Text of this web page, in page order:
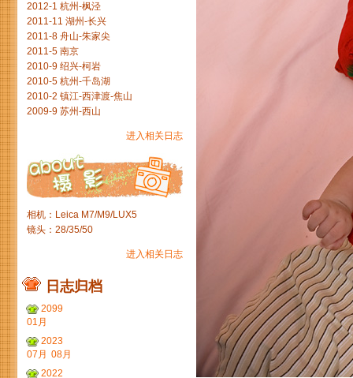
2012-1 杭州-枫泾
2011-11 湖州-长兴
2011-8 舟山-朱家尖
2011-5 南京
2010-9 绍兴-柯岩
2010-5 杭州-千岛湖
2010-2 镇江-西津渡-焦山
2009-9 苏州-西山
进入相关日志
相机：Leica M7/M9/LUX5
镜头：28/35/50
进入相关日志
日志归档
2099
01月
2023
07月 08月
2022